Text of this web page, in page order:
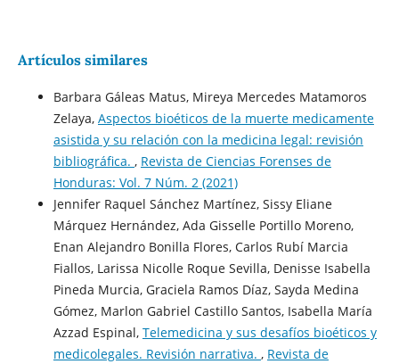
Artículos similares
Barbara Gáleas Matus, Mireya Mercedes Matamoros
Zelaya, Aspectos bioéticos de la muerte medicamente
asistida y su relación con la medicina legal: revisión
bibliográfica. , Revista de Ciencias Forenses de
Honduras: Vol. 7 Núm. 2 (2021)
Jennifer Raquel Sánchez Martínez, Sissy Eliane
Márquez Hernández, Ada Gisselle Portillo Moreno,
Enan Alejandro Bonilla Flores, Carlos Rubí Marcia
Fiallos, Larissa Nicolle Roque Sevilla, Denisse Isabella
Pineda Murcia, Graciela Ramos Díaz, Sayda Medina
Gómez, Marlon Gabriel Castillo Santos, Isabella María
Azzad Espinal, Telemedicina y sus desafíos bioéticos y
medicolegales. Revisión narrativa. , Revista de